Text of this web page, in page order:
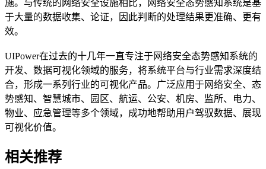
施。与传统的网络安全设施相比，网络安全态势感知系统是基
于大量的数据收集、论证，因此判断的处理结果更准确、更有
效。
UIPower在过去的十几年一直专注于网络安全态势感知系统的
开发、数据可视化领域的服务，将系统平台与行业需求深度结
合，形成一系列行业的可视化产品。广泛应用于网络安全、态
势感知、智慧城市、园区、航运、公安、机房、监所、电力、
物业、应急管理等多个领域，成功地帮助用户驾驭数据、展现
可视化价值。
相关推荐